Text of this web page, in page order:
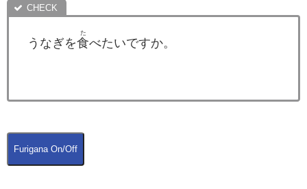
うなぎを食
た
べたいですか。
Furigana On/Off